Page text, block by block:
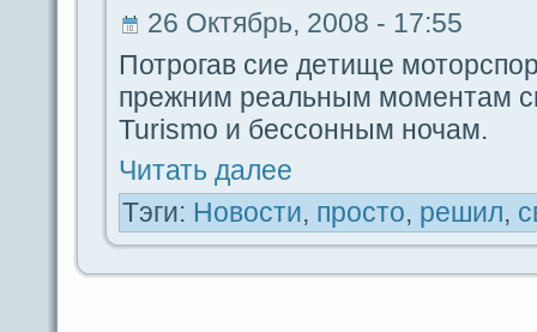
26 Октябрь, 2008 - 17:55
Потрогав сие дeтище
прежним реальным моментам
Turismo и бессoнным ночам.
Читать дaлее
Тэги: Новости, просто, решил,